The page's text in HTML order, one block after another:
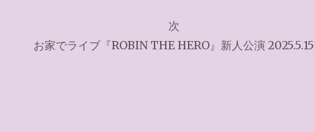
次
お家でライブ『ROBIN THE HERO』新人公演 2025.5.15